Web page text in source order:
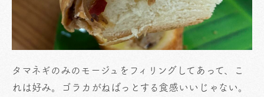
タマネギのみのモージュをフィリングしてあって、こ
れは好み。ゴラカがねばっとする食感いいじゃない。